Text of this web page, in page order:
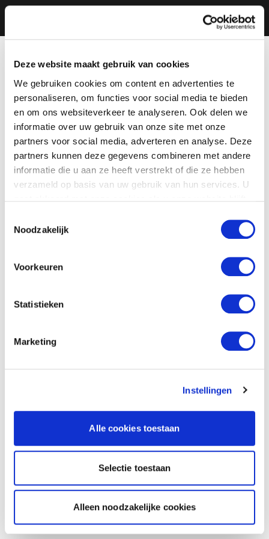
Deze website maakt gebruik van cookies
We gebruiken cookies om content en advertenties te
personaliseren, om functies voor social media te bieden
en om ons websiteverkeer te analyseren. Ook delen we
informatie over uw gebruik van onze site met onze
partners voor social media, adverteren en analyse. Deze
partners kunnen deze gegevens combineren met andere
informatie die u aan ze heeft verstrekt of die ze hebben
verzameld op basis van uw gebruik van hun services. U
Noodzakelijk
Voorkeuren
Statistieken
Marketing
Instellingen
Alle cookies toestaan
Selectie toestaan
Alleen noodzakelijke cookies